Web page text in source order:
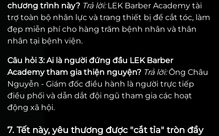
chương trình này? Trả lời:LEK Barber Academy tài
trợ toàn bộ nhân lực và trang thiết bị để cắt tóc, làm
đẹp miễn phí cho hàng trăm bệnh nhân và thân
nhân tại bệnh viện.
Câu hỏi 3: Ai là người đứng đầu LEK Barber
Academy tham gia thiện nguyện? Trả lời:Ông Châu
Nguyễn - Giám đốc điều hành là người trực tiếp
điều phối và dẫn dắt đội ngũ tham gia các hoạt
động xã hội.
7. Tết này, yêu thương được "cắt tỉa" tròn đầy